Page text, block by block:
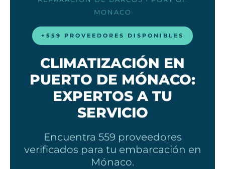
MONACO
+559 PROVEEDORES DISPONIBLES
CLIMATIZACIÓN EN
PUERTO DE MÓNACO:
EXPERTOS A TU
SERVICIO
Encuentra 559 proveedores
verificados para tu embarcación en
Mónaco.